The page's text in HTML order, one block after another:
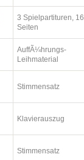
3 Spielpartituren, 16
Seiten
AuffÃ¼hrungs-
Leihmaterial
Stimmensatz
Klavierauszug
Stimmensatz